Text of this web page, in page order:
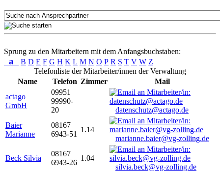
Sprung zu den Mitarbeitern mit dem Anfangsbuchstaben:
a B D E F G H K L M N O P R S T V W Z
Telefonliste der Mitarbeiter/innen der Verwaltung
Name
Telefon Zimmer
Mail
actago
GmbH
09951
99990-
20
datenschutz@actago.de
Baier
Marianne
08167
6943-51
1.14
marianne.baier@vg-zolling.de
Beck Silvia
08167
6943-26
1.04
silvia.beck@vg-zolling.de